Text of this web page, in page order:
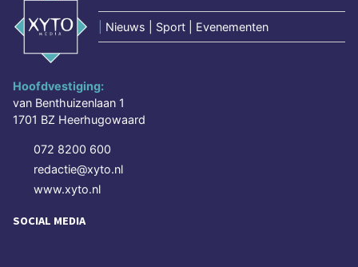
Nieuws | Sport | Evenementen
Hoofdvestiging:
van Benthuizenlaan 1
1701 BZ Heerhugowaard
072 8200 600
redactie@xyto.nl
www.xyto.nl
SOCIAL MEDIA